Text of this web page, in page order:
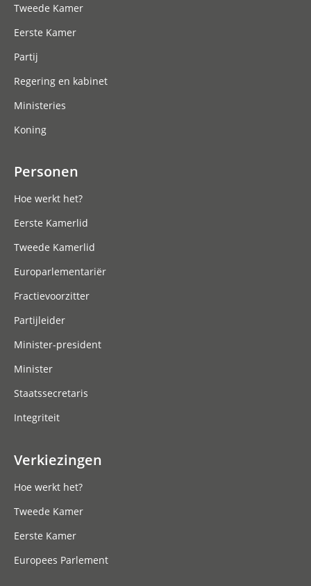
Tweede Kamer
Eerste Kamer
Partij
Regering en kabinet
Ministeries
Koning
Personen
Hoe werkt het?
Eerste Kamerlid
Tweede Kamerlid
Europarlementariër
Fractievoorzitter
Partijleider
Minister-president
Minister
Staatssecretaris
Integriteit
Verkiezingen
Hoe werkt het?
Tweede Kamer
Eerste Kamer
Europees Parlement